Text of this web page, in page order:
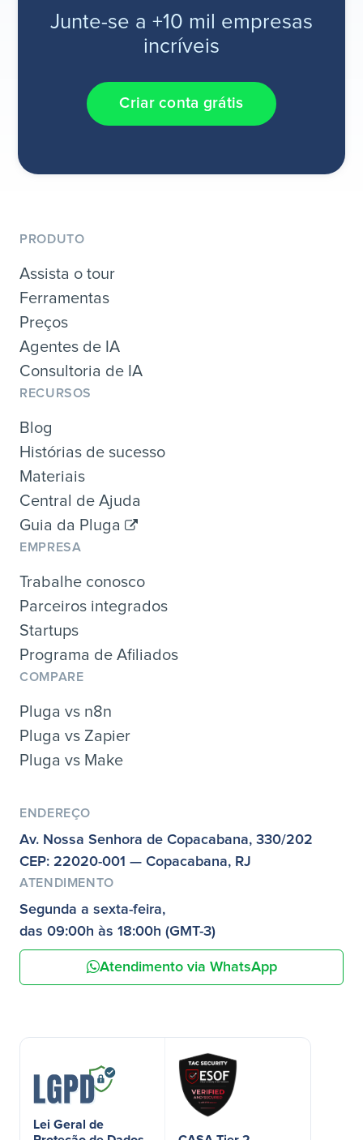
Junte-se a +10 mil empresas
incríveis
Criar conta grátis
PRODUTO
Assista o tour
Ferramentas
Preços
Agentes de IA
Consultoria de IA
RECURSOS
Blog
Histórias de sucesso
Materiais
Central de Ajuda
Guia da Pluga
EMPRESA
Trabalhe conosco
Parceiros integrados
Startups
Programa de Afiliados
COMPARE
Pluga vs n8n
Pluga vs Zapier
Pluga vs Make
ENDEREÇO
Av. Nossa Senhora de Copacabana, 330/202
CEP: 22020-001 — Copacabana, RJ
ATENDIMENTO
Segunda a sexta-feira,
das 09:00h às 18:00h (GMT-3)
Atendimento via WhatsApp
Lei Geral de